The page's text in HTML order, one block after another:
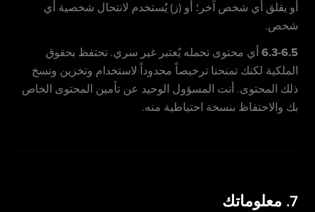
أو يقلق أي شخص آخر؛ أو (ز) يُستخدم لانتحال شخصية أي
شخص.
6.3-6.5 أي محتوى تحمله يُعتبر غير سري. تحتفظ بحقوق
الملكية لكنك تمنحنا ترخيصاً محدوداً لاستخدام وتخزين ونسخ
ذلك المحتوى. أنت المسؤول الوحيد عن تأمين المحتوى الخاص
بك والاحتفاظ بنسخة احتياطية منه.
7. معلوماتك